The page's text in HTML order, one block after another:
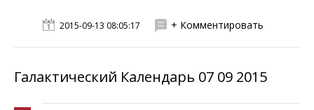
2015-09-13 08:05:17 + Комментировать
Галактический Календарь 07 09 2015